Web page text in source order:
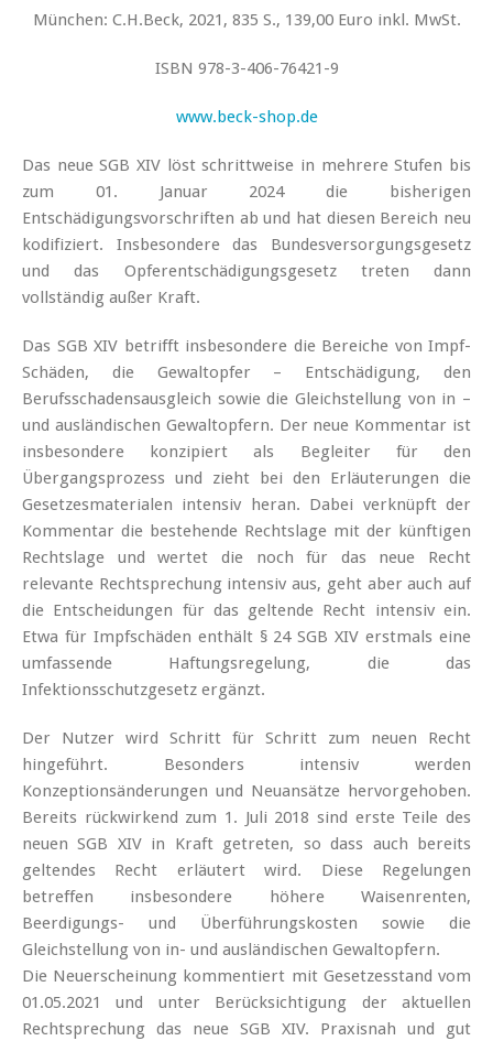
München: C.H.Beck, 2021, 835 S., 139,00 Euro inkl. MwSt.
ISBN 978-3-406-76421-9
www.beck-shop.de
Das neue SGB XIV löst schrittweise in mehrere Stufen bis
zum 01. Januar 2024 die bisherigen
Entschädigungsvorschriften ab und hat diesen Bereich neu
kodifiziert. Insbesondere das Bundesversorgungsgesetz
und das Opferentschädigungsgesetz treten dann
vollständig außer Kraft.
Das SGB XIV betrifft insbesondere die Bereiche von Impf-
Schäden, die Gewaltopfer – Entschädigung, den
Berufsschadensausgleich sowie die Gleichstellung von in –
und ausländischen Gewaltopfern. Der neue Kommentar ist
insbesondere konzipiert als Begleiter für den
Übergangsprozess und zieht bei den Erläuterungen die
Gesetzesmaterialen intensiv heran. Dabei verknüpft der
Kommentar die bestehende Rechtslage mit der künftigen
Rechtslage und wertet die noch für das neue Recht
relevante Rechtsprechung intensiv aus, geht aber auch auf
die Entscheidungen für das geltende Recht intensiv ein.
Etwa für Impfschäden enthält § 24 SGB XIV erstmals eine
umfassende Haftungsregelung, die das
Infektionsschutzgesetz ergänzt.
Der Nutzer wird Schritt für Schritt zum neuen Recht
hingeführt. Besonders intensiv werden
Konzeptionsänderungen und Neuansätze hervorgehoben.
Bereits rückwirkend zum 1. Juli 2018 sind erste Teile des
neuen SGB XIV in Kraft getreten, so dass auch bereits
geltendes Recht erläutert wird. Diese Regelungen
betreffen insbesondere höhere Waisenrenten,
Beerdigungs- und Überführungskosten sowie die
Gleichstellung von in- und ausländischen Gewaltopfern.
Die Neuerscheinung kommentiert mit Gesetzesstand vom
01.05.2021 und unter Berücksichtigung der aktuellen
Rechtsprechung das neue SGB XIV. Praxisnah und gut